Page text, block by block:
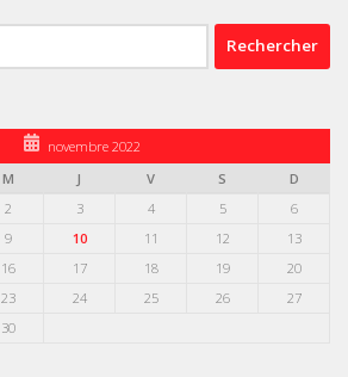
novembre 2022
M J V S
D
2 3 4 5
6
9 10 11 12
13
16 17 18 19
20
23 24 25 26
27
30